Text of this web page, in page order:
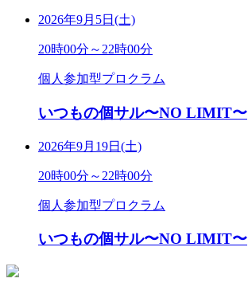
2026年9月5日(土)
20時00分～22時00分
個人参加型プロクラム
いつもの個サル〜NO LIMIT〜
2026年9月19日(土)
20時00分～22時00分
個人参加型プロクラム
いつもの個サル〜NO LIMIT〜